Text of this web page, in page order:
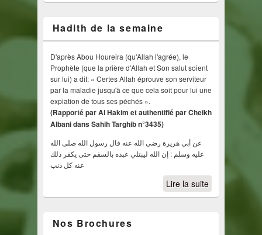
Hadith de la semaine
D'après Abou Houreira (qu'Allah l'agrée), le
Prophète (que la prière d'Allah et Son salut soient
sur lui) a dit: « Certes Allah éprouve son serviteur
par la maladie jusqu'à ce que cela soit pour lui une
expiation de tous ses péchés ».
(Rapporté par Al Hakim et authentifié par Cheikh
Albani dans Sahih Targhib n°3435)
عن أبي هريرة رضي الله عنه قال رسول الله صلى الله
عليه وسلم : إن الله ليبتلي عبده بالسقم حتى يكفر ذلك
عنه كل ذنب
Lire la suite
Nos Brochures